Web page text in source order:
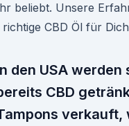
beliebt. Unsere
CBD Öl für
den USA werden
CBD
verkauft,